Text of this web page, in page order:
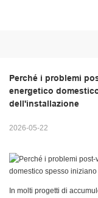
Perché i problemi
energetico
dell'installazione
2026-05-22
In molti progetti di